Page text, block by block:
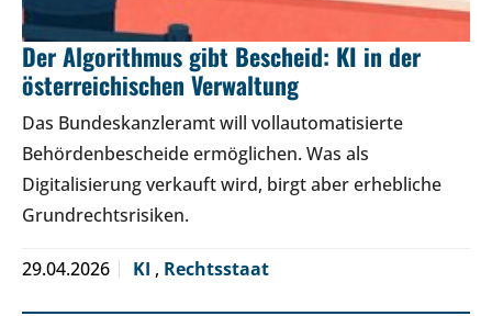
Der Algorithmus gibt Bescheid: KI in der
österreichischen Verwaltung
Das Bundeskanzleramt will vollautomatisierte
Behördenbescheide ermöglichen. Was als
Digitalisierung verkauft wird, birgt aber erhebliche
Grundrechtsrisiken.
29.04.2026 KI , Rechtsstaat